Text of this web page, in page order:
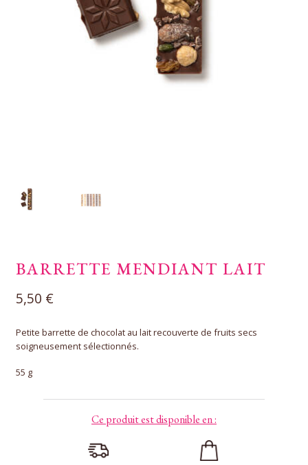
BARRETTE MENDIANT LAIT
5,50 €
Petite barrette de chocolat au lait recouverte de fruits secs
soigneusement sélectionnés.
55 g
Ce produit est disponible en :